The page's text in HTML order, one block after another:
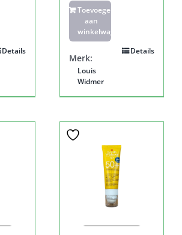
Details
Toevoegen
aan
winkelwagen
Details
Merk:
Louis
Widmer